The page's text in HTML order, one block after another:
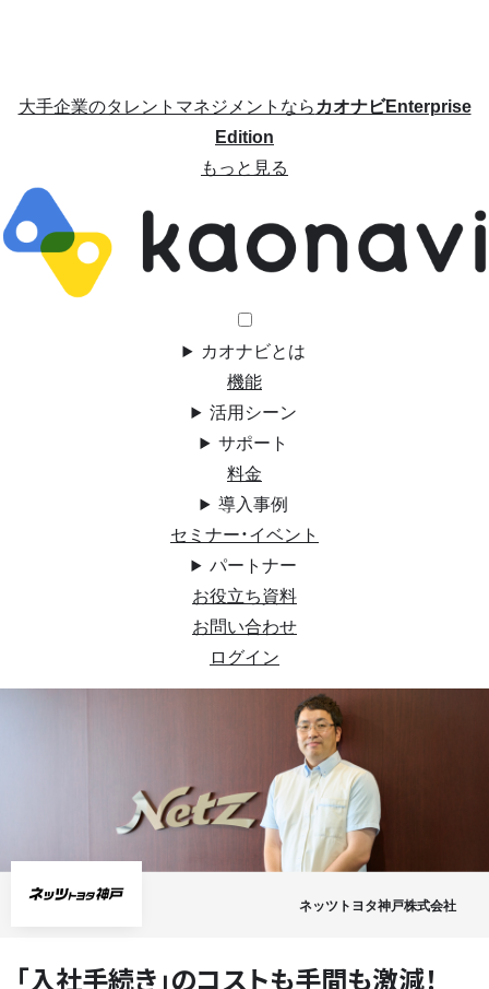
大手企業のタレントマネジメントならカオナビEnterprise
Edition
もっと見る
カオナビとは
機能
活用シーン
サポート
料金
導入事例
セミナー・イベント
パートナー
お役立ち資料
お問い合わせ
ログイン
ネッツトヨタ神戸株式会社
「入社手続き」のコストも手間も激減！